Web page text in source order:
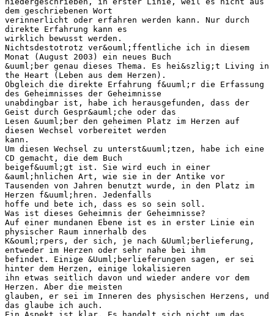
dem geschriebenen Wort
verinnerlicht oder erfahren werden kann. Nur durch
direkte Erfahrung kann es
wirklich bewusst werden.
Nichtsdestotrotz ver&ouml;ffentliche ich in diesem
Monat (August 2003) ein neues Buch
&uuml;ber genau dieses Thema. Es hei&szlig;t Living in
the Heart (Leben aus dem Herzen).
Obgleich die direkte Erfahrung f&uuml;r die Erfassung
des Geheimnisses der Geheimnisse
unabdingbar ist, habe ich herausgefunden, dass der
Geist durch Gespr&auml;che oder das
Lesen &uuml;ber den geheimen Platz im Herzen auf
diesen Wechsel vorbereitet werden
kann.
Um diesen Wechsel zu unterst&uuml;tzen, habe ich eine
CD gemacht, die dem Buch
beigef&uuml;gt ist. Sie wird euch in einer
&auml;hnlichen Art, wie sie in der Antike vor
Tausenden von Jahren benutzt wurde, in den Platz im
Herzen f&uuml;hren. Jedenfalls
hoffe und bete ich, dass es so sein soll.
Was ist dieses Geheimnis der Geheimnisse?
Auf einer mundanen Ebene ist es in erster Linie ein
physischer Raum innerhalb des
K&ouml;rpers, der sich, je nach &Uuml;berlieferung,
entweder im Herzen oder sehr nahe bei ihm
befindet. Einige &Uuml;berlieferungen sagen, er sei
hinter dem Herzen, einige lokalisieren
ihn etwas seitlich davon und wieder andere vor dem
Herzen. Aber die meisten
glauben, er sei im Inneren des physischen Herzens, und
das glaube ich auch.